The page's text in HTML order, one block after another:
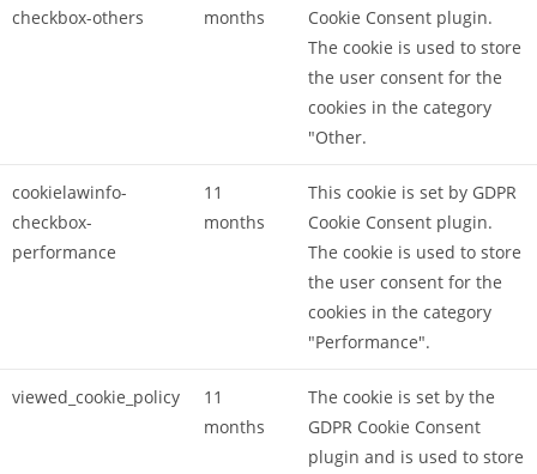
checkbox-others
months
Cookie Consent plugin.
The cookie is used to store
the user consent for the
cookies in the category
"Other.
cookielawinfo-
checkbox-
performance
11
months
This cookie is set by GDPR
Cookie Consent plugin.
The cookie is used to store
the user consent for the
cookies in the category
"Performance".
viewed_cookie_policy
11
months
The cookie is set by the
GDPR Cookie Consent
plugin and is used to store